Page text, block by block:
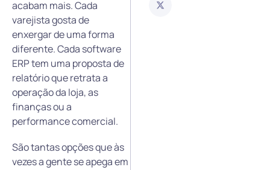
acabam mais. Cada
varejista gosta de
enxergar de uma forma
diferente. Cada software
ERP tem uma proposta de
relatório que retrata a
operação da loja, as
finanças ou a
performance comercial.
São tantas opções que às
vezes a gente se apega em